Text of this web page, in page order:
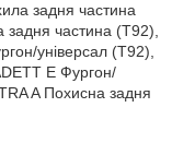
задня частина
задня частина (T92),
універсал (T92),
E Фургон/
A Похисна задня